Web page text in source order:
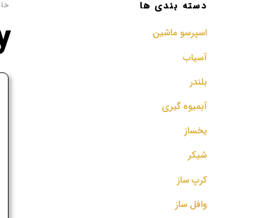
دسته بندی ها
اسپرسو‌ ماشین
آسیاب
بلندر
آبمیوه گیری
یخساز
شیکر
کرپ ساز
وافل ساز